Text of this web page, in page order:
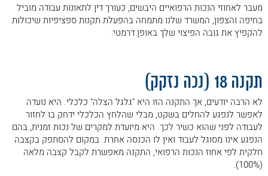
מעבר לאחוזי הנכות הרפואיים היבשים, כעורך דין לתאונות עבודה מוביל
בחיפה והצפון, המשרד שלנו מתמחה בהפעלת תקנות ספציפיות שיכולות
להקפיץ את גובה הפיצוי שלך באופן דרמטי:
תקנה 18 (נכה נזקק)
לא הרבה יודעים, אך התקנה הזו היא "גלגל הצלה" כלכלי. היא נועדה
לאפשר לנפגע להחלים בשקט, מבלי שהלחץ הכלכלי ידחק בו לחזור
לעבודה לפני שהוא כשיר לכך. היא מיועדת למקרים של נכות זמנית, בהם
הנפגע אינו מסוגל לעבוד ואין לו הכנסה אחרת. במקום להסתפק בקצבה
חלקית לפי אחוז הנכות הרפואי, התקנה מאפשרת לקבל קצבה מלאה
(100%).